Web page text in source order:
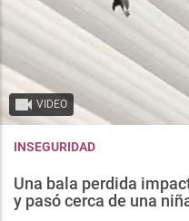
VIDEO
INSEGURIDAD
Una bala perdida
y pasó cerca de una